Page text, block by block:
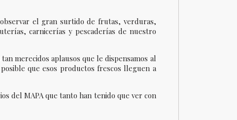
el gran surtido de frutas, verduras,
carnicerías y pescaderías de nuestro
merecidos aplausos que le dispensamos al
que esos productos frescos lleguen a
del MAPA que tanto han tenido que ver con